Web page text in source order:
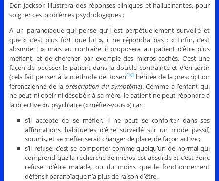
Don Jackson illustrera des réponses cliniques et hallucinantes, pour
soigner ces problèmes psychologiques :
A un paranoïaque qui pense qu’il est perpétuellement surveillé et
que « c’est plus fort que lui », il ne répondra pas : « Enfin, c’est
absurde ! », mais au contraire il proposera au patient d’être plus
méfiant, et de chercher par exemple des micros cachés. C’est une
façon de pousser le patient dans la double contrainte et d’en sortir
(cela fait penser à la méthode de Rosen[10] héritée de la prescription
férenczienne de la prescription du symptôme). Comme à l’enfant qui
ne peut ni obéir ni désobéir à sa mère, le patient ne peut répondre à
la directive du psychiatre (« méfiez-vous ») car :
s’il accepte de se méfier, il ne peut se conforter dans ses
affirmations habituelles d’être surveillé sur un mode passif,
soumis, et se méfier serait changer de place, de façon active ;
s’il refuse, c’est se comporter comme quelqu’un de normal qui
comprend que la recherche de micros est absurde et c’est donc
refuser d’être malade, ou du moins que le fonctionnement
défensif paranoïaque n’a plus de raison d’être.